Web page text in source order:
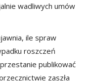
wadliwych umów
ile spraw
roszczeń
publikować
zaszła